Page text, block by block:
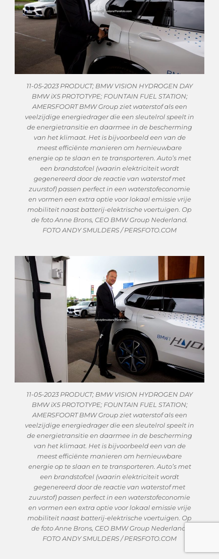
11-05-2023 PRODUCT; BMW VISION HYDROGEN DAY
BMW iX5 PROTOTYPE; FOUNTAIN FUEL STATION;
AMERSFOORT BMW Group ziet waterstof als een
veelzijdige energiedrager die een sleutelrol speelt in
de energietransitie en daarmee in de bescherming
van het klimaat. Het is bijvoorbeeld een van de
meest efficiënte manieren om hernieuwbare
energie op te slaan en te transporteren. Auto’s met
een brandstofcel (waarin elektriciteit wordt
gegenereerd door de reactie van waterstof met
zuurstof) passen perfect in een waterstofeconomie
en vormen een extra optie voor lokaal emissie vrije
mobiliteit naast batterij-elektrische voertuigen. Op
de foto Anne Brons, CEO BMW Group Nederland.
FOTO ANDY SMULDERS / PERSFOTO.COM
11-05-2023 PRODUCT; BMW VISION HYDROGEN DAY
BMW iX5 PROTOTYPE; FOUNTAIN FUEL STATION;
AMERSFOORT BMW Group ziet waterstof als een
veelzijdige energiedrager die een sleutelrol speelt in
de energietransitie en daarmee in de bescherming
van het klimaat. Het is bijvoorbeeld een van de
meest efficiënte manieren om hernieuwbare
energie op te slaan en te transporteren. Auto’s met
een brandstofcel (waarin elektriciteit wordt
gegenereerd door de reactie van waterstof met
zuurstof) passen perfect in een waterstofeconomie
en vormen een extra optie voor lokaal emissie vrije
mobiliteit naast batterij-elektrische voertuigen. Op
de foto Anne Brons, CEO BMW Group Nederland.
FOTO ANDY SMULDERS / PERSFOTO.COM